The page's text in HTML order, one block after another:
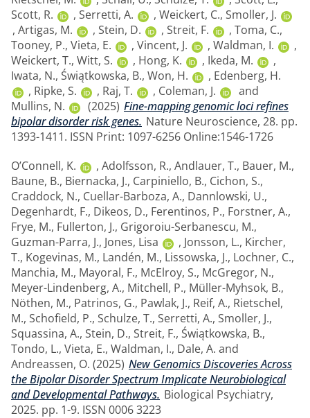
Scott, R.
, Serretti, A. , Weickert, C., Smoller, J.
, Artigas, M. , Stein, D. , Streit, F. , Toma, C.,
Tooney, P., Vieta, E. , Vincent, J. , Waldman, I.
,
Weickert, T., Witt, S. , Hong, K. , Ikeda, M.
,
Iwata, N., Świątkowska, B., Won, H. , Edenberg, H.
, Ripke, S. , Raj, T. , Coleman, J.
and
Mullins, N.
(2025) Fine-mapping genomic loci refines
bipolar disorder risk genes. Nature Neuroscience, 28. pp.
1393-1411. ISSN Print: 1097-6256 Online:1546-1726
O’Connell, K.
, Adolfsson, R., Andlauer, T., Bauer, M.,
Baune, B., Biernacka, J., Carpiniello, B., Cichon, S.,
Craddock, N., Cuellar-Barboza, A., Dannlowski, U.,
Degenhardt, F., Dikeos, D., Ferentinos, P., Forstner, A.,
Frye, M., Fullerton, J., Grigoroiu-Serbanescu, M.,
Guzman-Parra, J., Jones, Lisa , Jonsson, L., Kircher,
T., Kogevinas, M., Landén, M., Lissowska, J., Lochner, C.,
Manchia, M., Mayoral, F., McElroy, S., McGregor, N.,
Meyer-Lindenberg, A., Mitchell, P., Müller-Myhsok, B.,
Nöthen, M., Patrinos, G., Pawlak, J., Reif, A., Rietschel,
M., Schofield, P., Schulze, T., Serretti, A., Smoller, J.,
Squassina, A., Stein, D., Streit, F., Świątkowska, B.,
Tondo, L., Vieta, E., Waldman, I., Dale, A. and
Andreassen, O. (2025) New Genomics Discoveries Across
the Bipolar Disorder Spectrum Implicate Neurobiological
and Developmental Pathways. Biological Psychiatry,
2025. pp. 1-9. ISSN 0006 3223